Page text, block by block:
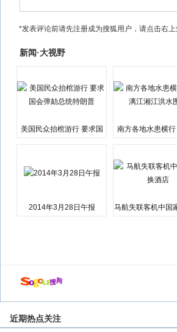
*发表评论前请先注册成为搜狐用户，请点击右上
新闻·大视野
美国民众抬棺游行 要求国
南方各地水患横
2014年3月28日午报
马航失联客机中国
近期热点关注